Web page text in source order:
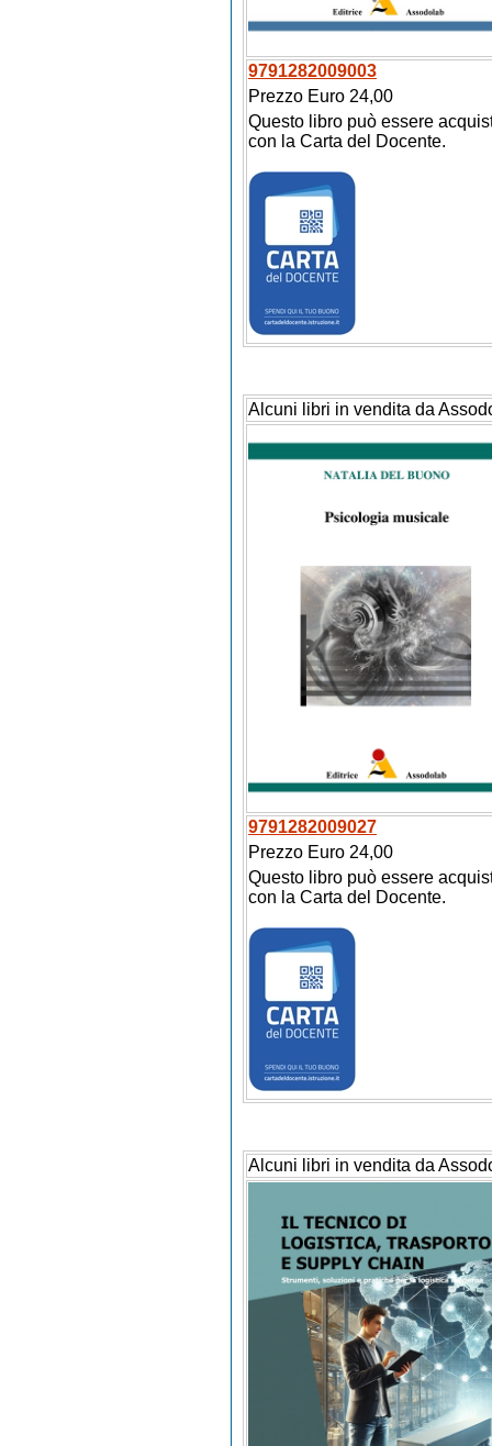
9791282009003
Prezzo Euro 24,00
Questo libro può essere
con la Carta del Docente.
Alcuni libri in vendita da
9791282009027
Prezzo Euro 24,00
Questo libro può essere
con la Carta del Docente.
Alcuni libri in vendita da